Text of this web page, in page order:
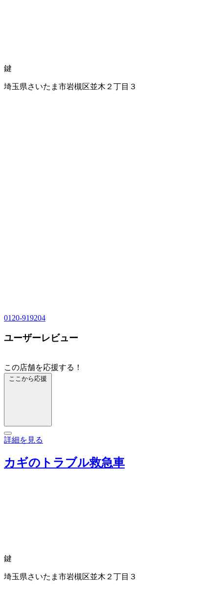
鍵
埼玉県さいたま市岩槻区並木２丁目３
0120-919204
ユーザーレビュー
この店舗を応援する！
ここから応援
詳細を見る
カギのトラブル救急車
鍵
埼玉県さいたま市岩槻区並木２丁目３